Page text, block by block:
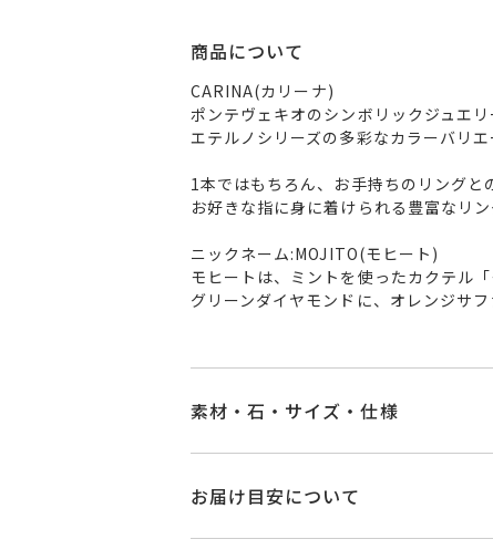
商品について
CARINA(カリーナ)
ポンテヴェキオのシンボリックジュエリ
エテルノシリーズの多彩なカラーバリ
1本ではもちろん、お手持ちのリングと
お好きな指に身に着けられる豊富なリ
ニックネーム:MOJITO(モヒート)
モヒートは、ミントを使ったカクテル
グリーンダイヤモンドに、オレンジサ
素材・石・サイズ・仕様
素材 K18イエローゴー
お届け目安について